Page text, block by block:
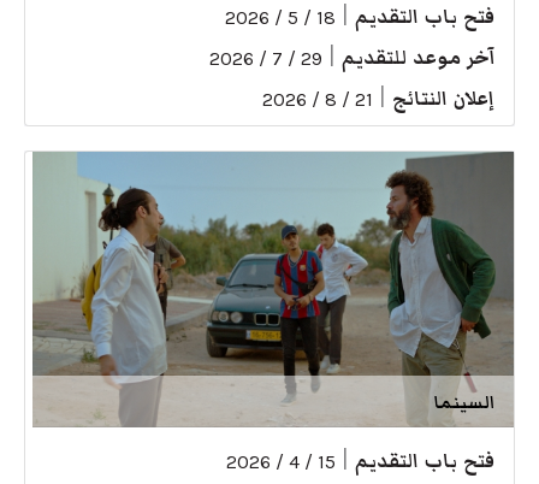
فتح باب التقديم 18 / 5 / 2026
آخر موعد للتقديم 29 / 7 / 2026
إعلان النتائج 21 / 8 / 2026
السينما
فتح باب التقديم 15 / 4 / 2026